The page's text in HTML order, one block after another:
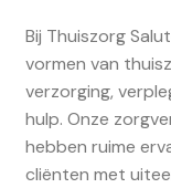
Bij Thuiszorg
vormen van
verzorging,
hulp. Onze
hebben ruime
cliënten met